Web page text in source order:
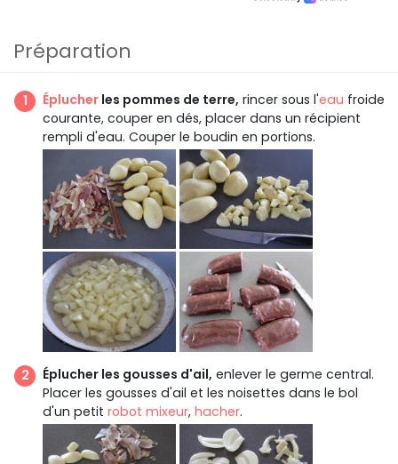
Préparation
Éplucher les pommes de terre, rincer sous l'eau froide
courante, couper en dés, placer dans un récipient
rempli d'eau. Couper le boudin en portions.
Éplucher les gousses d'ail, enlever le germe central.
Placer les gousses d'ail et les noisettes dans le bol
d'un petit robot mixeur, hacher.